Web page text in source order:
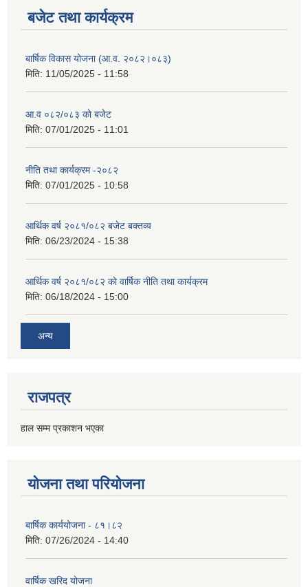
बजेट तथा कार्यक्रम
बार्षिक विकास योजना (आ.व. २०८२।०८३)
मिति: 11/05/2025 - 11:58
आ.व ०८२/०८३ को बजेट
मिति: 07/01/2025 - 11:01
नीति तथा कार्यक्रम -२०८२
मिति: 07/01/2025 - 10:58
आर्थिक वर्ष २०८१/०८२ बजेट बक्तव्य
मिति: 06/23/2024 - 15:38
आर्थिक वर्ष २०८१/०८२ काे वार्षिक नीति तथा कार्यक्रम
मिति: 06/18/2024 - 15:00
अन्य
राजपत्र
हाल सम्म प्रकाशन भएका
योजना तथा परियोजना
बार्षिक कार्ययोजना - ८१।८२
मिति: 07/26/2024 - 14:40
वार्षिक खरिद योजना